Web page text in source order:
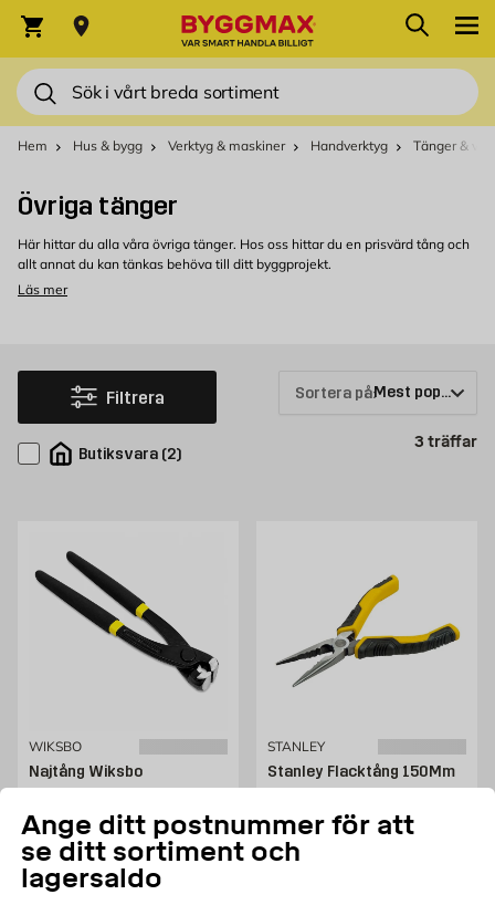
Sök
Ange ditt postnummer för att
se ditt sortiment och
lagersaldo
Varukorg Sök
Hem Hus & bygg Verktyg & maskiner Handverktyg Tänger &
Övriga tänger
Här hittar du alla våra övriga tänger. Hos oss hittar du en prisvärd tång och
allt annat du kan tänkas behöva till ditt byggprojekt.
att se vilken tång som vi kan erbjuda.
Läs mer
Filtrera
Butiksvara (2)
Sortera på:
3 träffar
WIKSBO
Najtång Wiksbo
FRÅN Pris 79.95 kr
79,95KR
Lägg i varukorg
STANLEY
Stanley Flacktång 150Mm
FRÅN Pris 129 kr
129KR